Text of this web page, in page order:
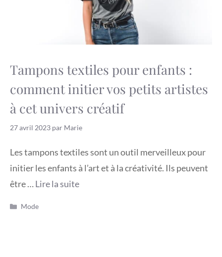
Tampons textiles pour enfants :
comment initier vos petits artistes
à cet univers créatif
27 avril 2023 par Marie
Les tampons textiles sont un outil merveilleux pour
initier les enfants à l’art et à la créativité. Ils peuvent
être …Lire la suite
Catégories
Mode